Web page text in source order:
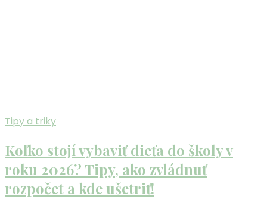
Tipy a triky
Koľko stojí vybaviť dieťa do školy v
roku 2026? Tipy, ako zvládnuť
rozpočet a kde ušetriť!